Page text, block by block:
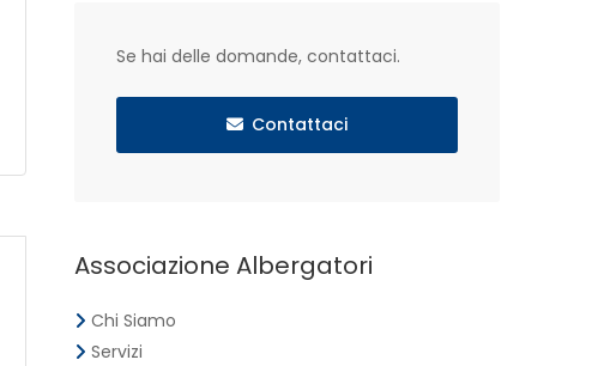
Se hai delle domande, contattaci.
Contattaci
Associazione Albergatori
Chi Siamo
Servizi